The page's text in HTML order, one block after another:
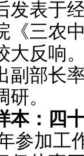
发表于
《三农
大反响
副部长
。
本：四
参加工